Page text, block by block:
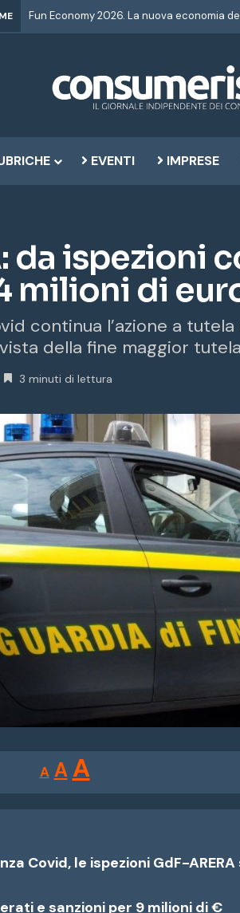
EVENTI IMPRESE
da ispezioni
milioni di
continua l’azione a
della fine maggior
3 minuti di lettura
A
Reducir
tamaño
de
fuente.
A Restablecer
tamaño
de
AAumentar
tamaño
fuente.
Covid, le ispezioni GdF-ARERA
e sanzioni per 9 milioni di €